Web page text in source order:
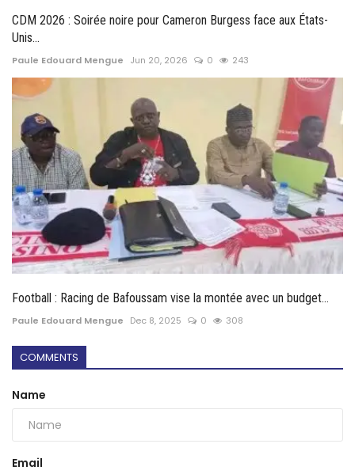
CDM 2026 : Soirée noire pour Cameron Burgess face aux États-
Unis...
Paule Edouard Mengue Jun 20, 2026 0 243
Football : Racing de Bafoussam vise la montée avec un budget...
Paule Edouard Mengue Dec 8, 2025 0 308
COMMENTS
Name
Email